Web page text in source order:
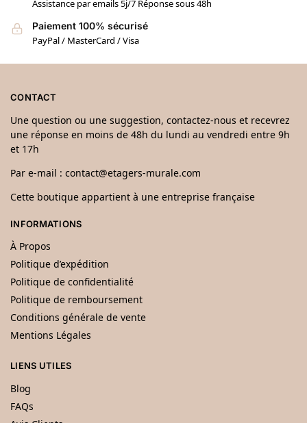
Assistance par emails 5j/7 Réponse sous 48h
Paiement 100% sécurisé
PayPal / MasterCard / Visa
CONTACT
Une question ou une suggestion, contactez-nous et recevrez
une réponse en moins de 48h du lundi au vendredi entre 9h
et 17h
Par e-mail : contact@etagers-murale.com
Cette boutique appartient à une entreprise française
INFORMATIONS
À Propos
Politique d’expédition
Politique de confidentialité
Politique de remboursement
Conditions générale de vente
Mentions Légales
LIENS UTILES
Blog
FAQs